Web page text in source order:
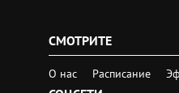
СМОТРИТЕ
О нас Расписание